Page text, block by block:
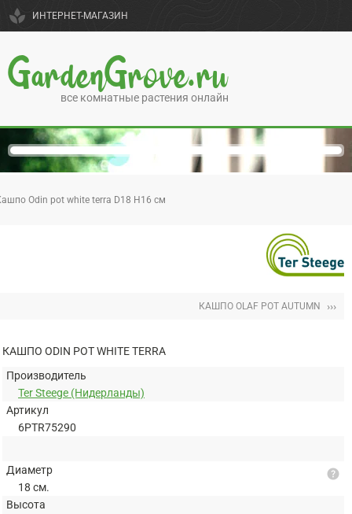
spa ИНТЕРНЕТ-МАГАЗИН
GardenGrove.ru
все комнатные растения онлайн
Odin pot white terra D18 H16 см
КАШПО OLAF POT AUTUMN ›››
КАШПО ODIN POT WHITE TERRA
Производитель
Ter Steege (Нидерланды)
Артикул
6PTR75290
Диаметр
18 см.
Высота
help